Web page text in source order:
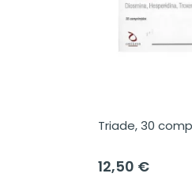
Triade, 30
12,50 €